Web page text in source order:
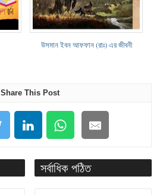
উসমান ইবন আফফান (রাঃ) এর জীবনী
Share This Post
সর্বাধিক পঠিত